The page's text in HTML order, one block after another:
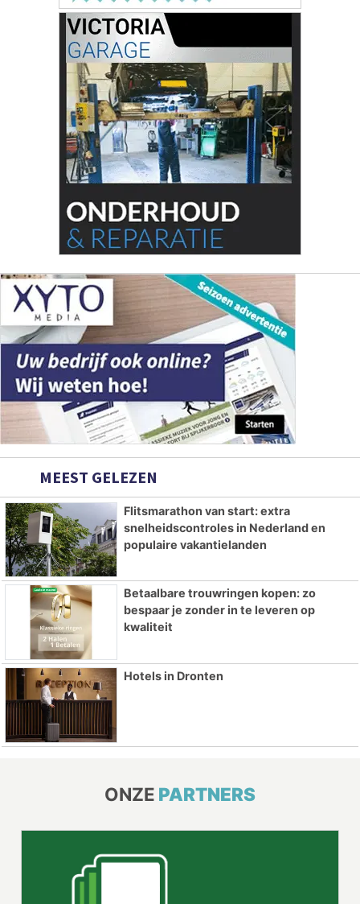
MEEST GELEZEN
Flitsmarathon van start: extra
snelheidscontroles in Nederland en
populaire vakantielanden
Betaalbare trouwringen kopen: zo
bespaar je zonder in te leveren op
kwaliteit
Hotels in Dronten
ONZE PARTNERS